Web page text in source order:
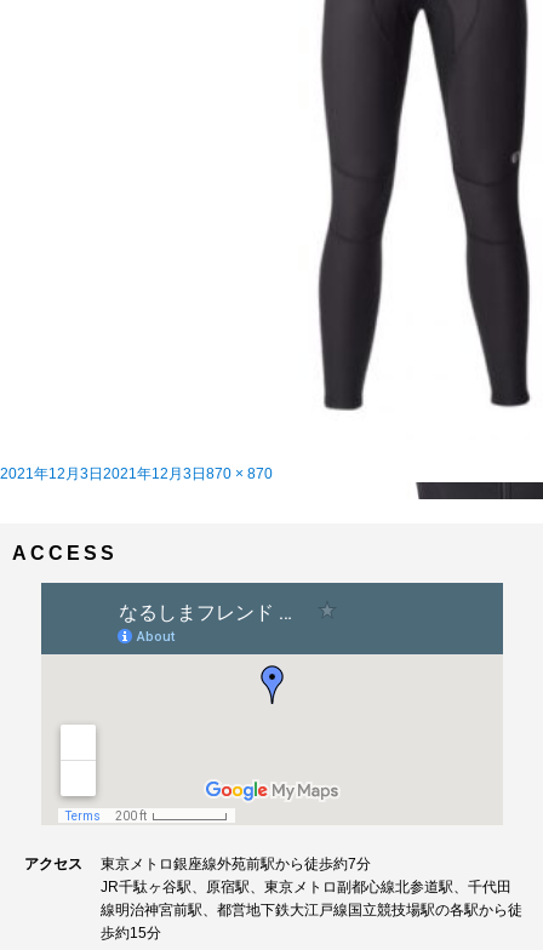
投
2021年12月3日 2021年12月3日 フ
870 × 870
ゲACCESS
アクセス
東京メトロ銀座線外苑前駅から徒歩約7分
JR千駄ヶ谷駅、原宿駅、東京メトロ副都心線北参道駅、千代田
線明治神宮前駅、都営地下鉄大江戸線国立競技場駅の各駅から徒
歩約15分